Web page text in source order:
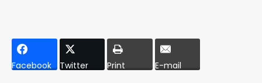
Facebook Twitter Print E-mail